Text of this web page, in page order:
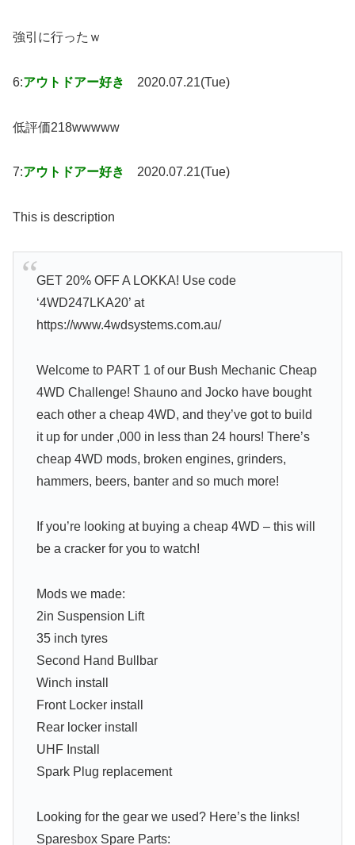
強引に行ったｗ
6:アウトドアー好き 2020.07.21(Tue)
低評価218wwwww
7:アウトドアー好き 2020.07.21(Tue)
This is description
GET 20% OFF A LOKKA! Use code
‘4WD247LKA20’ at
https://www.4wdsystems.com.au/
Welcome to PART 1 of our Bush Mechanic Cheap
4WD Challenge! Shauno and Jocko have bought
each other a cheap 4WD, and they’ve got to build
it up for under ,000 in less than 24 hours! There’s
cheap 4WD mods, broken engines, grinders,
hammers, beers, banter and so much more!
If you’re looking at buying a cheap 4WD – this will
be a cracker for you to watch!
Mods we made:
2in Suspension Lift
35 inch tyres
Second Hand Bullbar
Winch install
Front Locker install
Rear locker install
UHF Install
Spark Plug replacement
Looking for the gear we used? Here’s the links!
Sparesbox Spare Parts: